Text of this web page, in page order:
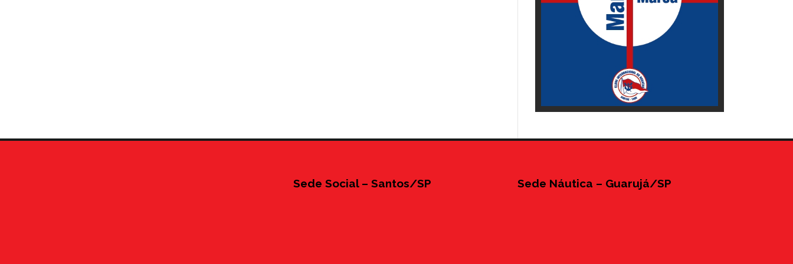
Sede Social – Santos/SP Sede Náutica – Guarujá/SP